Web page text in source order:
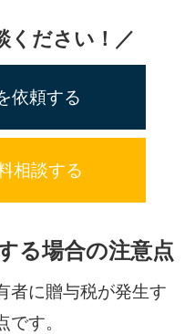
ください！／
依頼する
相談する
る場合の注意点
者に贈与税が発生す
す。